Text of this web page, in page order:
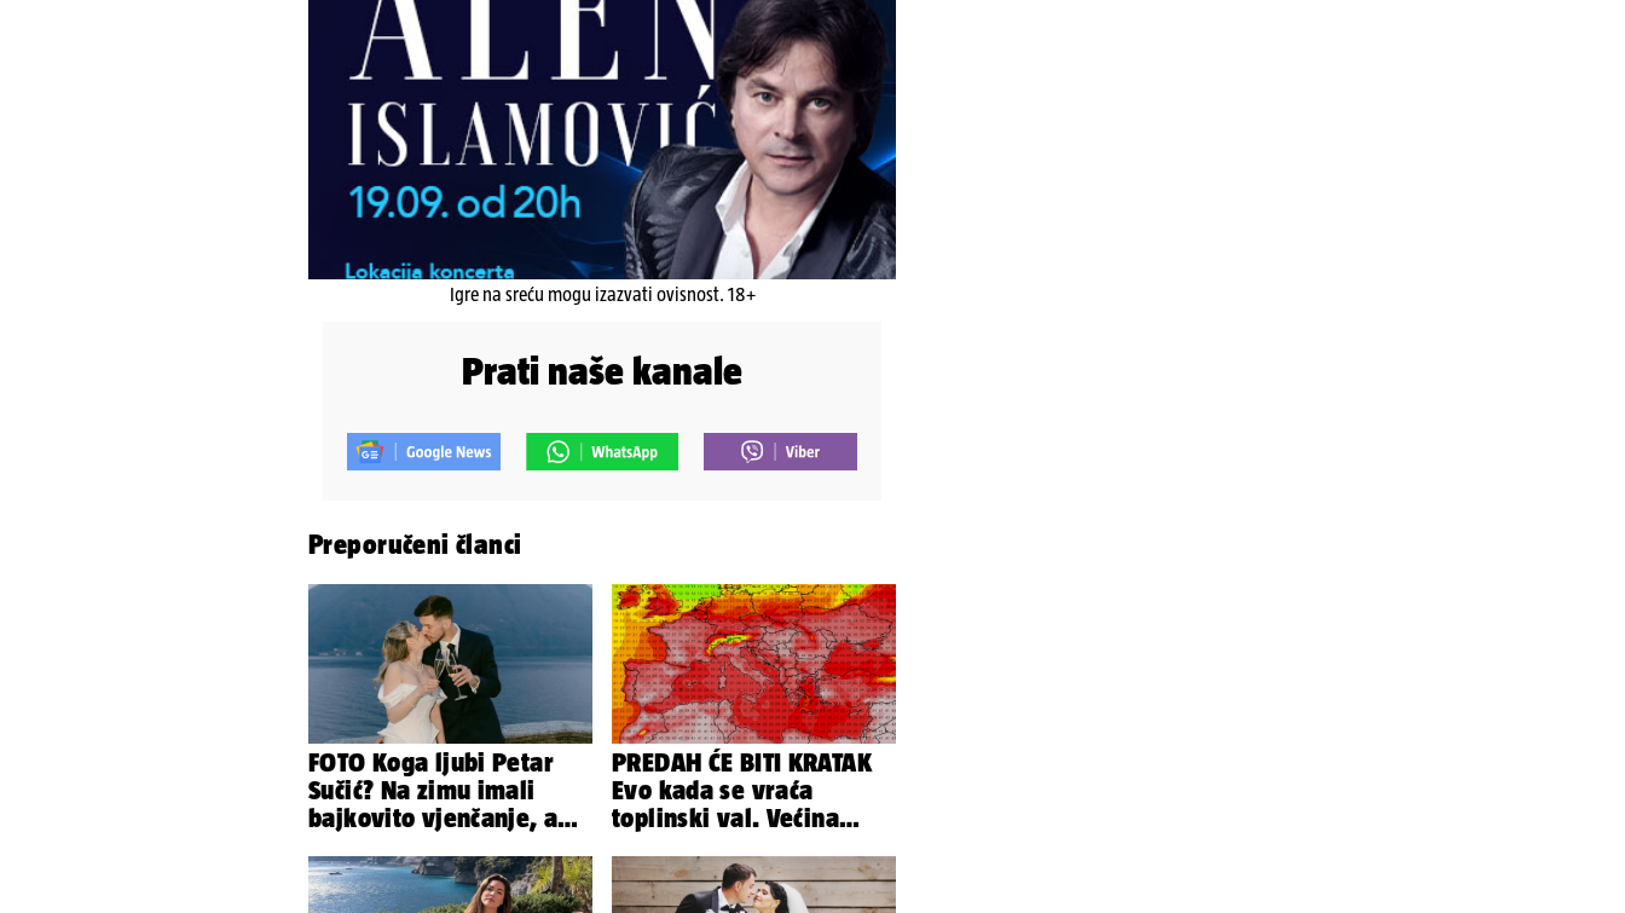
Igre na sreću mogu izazvati ovisnost. 18+
Prati naše kanale
Preporučeni članci
FOTO Koga ljubi Petar
Sučić? Na zimu imali
bajkovito vjenčanje, a
sin!
PREDAH ĆE BITI KRATAK
Evo kada se vraća
toplinski val. Većina